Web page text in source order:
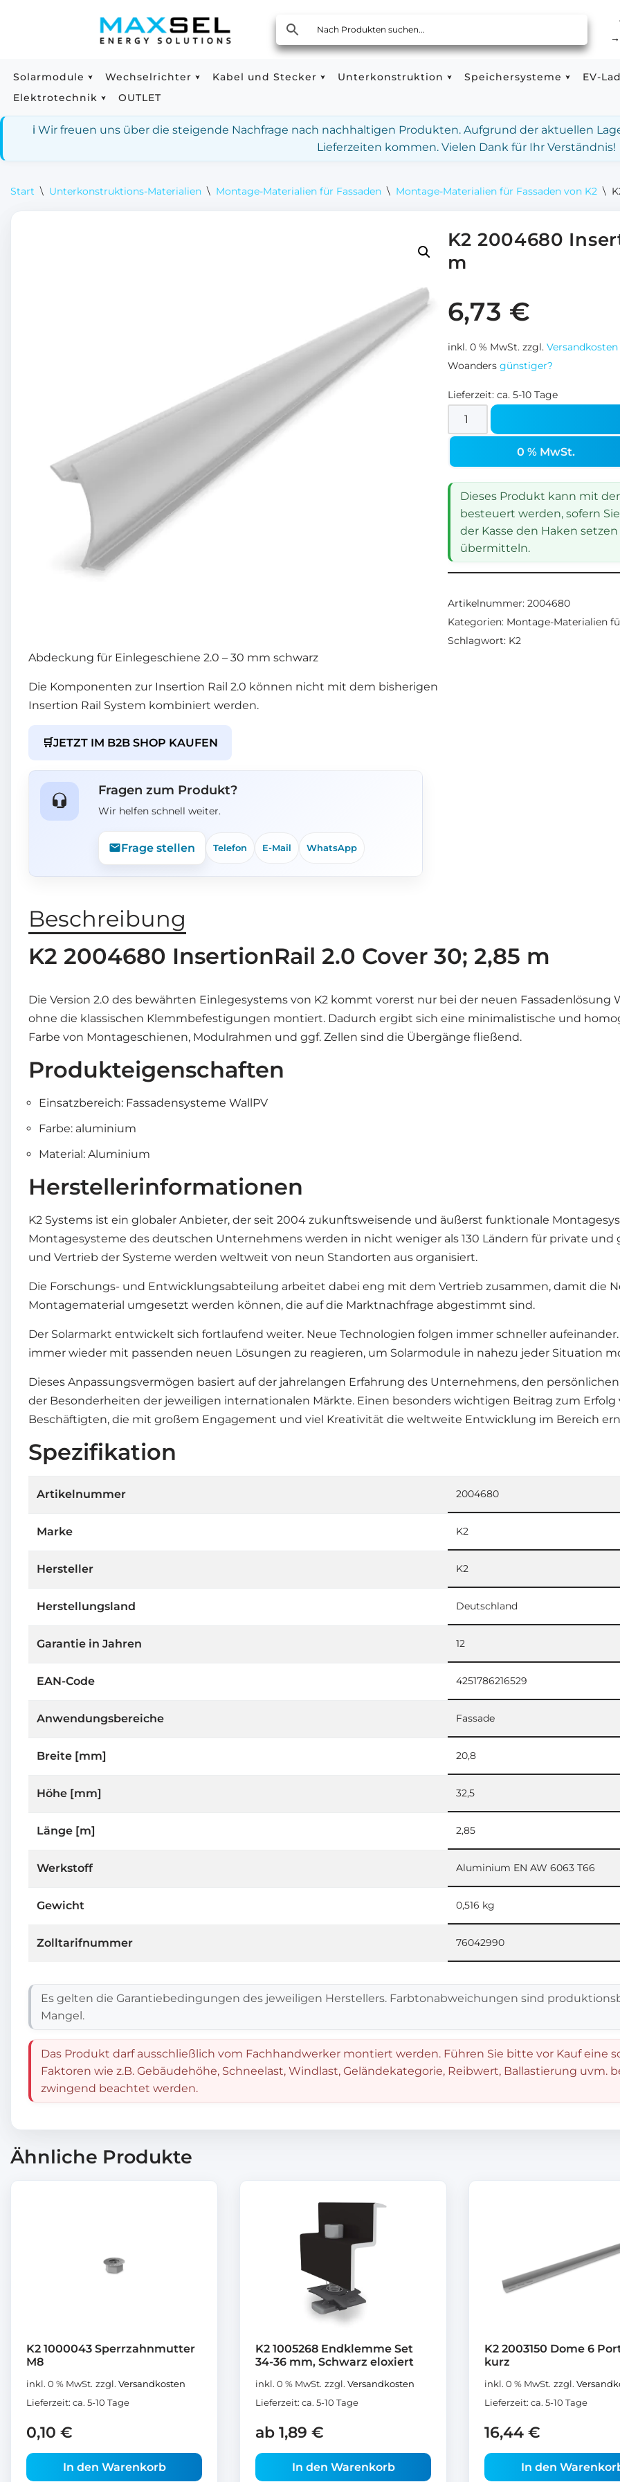
springen
→
Solarmodule Wechselrichter Kabel und Stecker Unterkonstruktion Speichersysteme EV-
Elektrotechnik
OUTLET
ℹ️ Wir freuen uns über die steigende Nachfrage nach nachhaltigen Produkten. Aufgrund der aktuellen
Lieferzeiten kommen. Vielen Dank für Ihr Verständnis!
Start \ Unterkonstruktions-Materialien \ Montage-Materialien für Fassaden \ Montage-Materialien für Fassaden von K2 \
Abdeckung für Einlegeschiene 2.0 – 30 mm schwarz
Die Komponenten zur Insertion Rail 2.0 können nicht mit dem bisherigen
Insertion Rail System kombiniert werden.
🛒JETZT IM B2B SHOP KAUFEN
Fragen zum Produkt?
Wir helfen schnell weiter.
Frage stellen Telefon E-Mail WhatsApp
K2 2004680
m
6,73 €
inkl. 0 % MwSt. zzgl. Versandkosten
Woanders günstiger?
Lieferzeit: ca. 5-10 Tage
0 % MwSt.
Dieses Produkt kann mit
besteuert werden, sofern
der Kasse den Haken
übermitteln.
Artikelnummer: 2004680
Kategorien: Montage-Materialien
Schlagwort: K2
Beschreibung
K2 2004680 InsertionRail 2.0 Cover 30; 2,85 m
Die Version 2.0 des bewährten Einlegesystems von K2 kommt vorerst nur bei der neuen Fassadenlösung
ohne die klassischen Klemmbefestigungen montiert. Dadurch ergibt sich eine minimalistische und
Farbe von Montageschienen, Modulrahmen und ggf. Zellen sind die Übergänge fließend.
Produkteigenschaften
Einsatzbereich: Fassadensysteme WallPV
Farbe: aluminium
Material: Aluminium
Herstellerinformationen
K2 Systems ist ein globaler Anbieter, der seit 2004 zukunftsweisende und äußerst funktionale
Montagesysteme des deutschen Unternehmens werden in nicht weniger als 130 Ländern für private
und Vertrieb der Systeme werden weltweit von neun Standorten aus organisiert.
Die Forschungs- und Entwicklungsabteilung arbeitet dabei eng mit dem Vertrieb zusammen, damit die
Montagematerial umgesetzt werden können, die auf die Marktnachfrage abgestimmt sind.
Der Solarmarkt entwickelt sich fortlaufend weiter. Neue Technologien folgen immer schneller
immer wieder mit passenden neuen Lösungen zu reagieren, um Solarmodule in nahezu jeder Situation
Dieses Anpassungsvermögen basiert auf der jahrelangen Erfahrung des Unternehmens, den
der Besonderheiten der jeweiligen internationalen Märkte. Einen besonders wichtigen Beitrag zum Erfolg
Beschäftigten, die mit großem Engagement und viel Kreativität die weltweite Entwicklung im Bereich
Spezifikation
Artikelnummer 2004680
Marke K2
Hersteller K2
Herstellungsland Deutschland
Garantie in Jahren 12
EAN-Code 4251786216529
Anwendungsbereiche Fassade
Breite [mm] 20,8
Höhe [mm] 32,5
Länge [m] 2,85
Werkstoff Aluminium EN AW 6063 T66
Gewicht 0,516 kg
Zolltarifnummer 76042990
Es gelten die Garantiebedingungen des jeweiligen Herstellers. Farbtonabweichungen sind
Mangel.
Das Produkt darf ausschließlich vom Fachhandwerker montiert werden. Führen Sie bitte vor Kauf eine
Faktoren wie z.B. Gebäudehöhe, Schneelast, Windlast, Geländekategorie, Reibwert, Ballastierung
zwingend beachtet werden.
Ähnliche Produkte
K2 1000043 Sperrzahnmutter
M8
inkl. 0 % MwSt. zzgl. Versandkosten
Lieferzeit: ca. 5-10 Tage
0,10 €
In den Warenkorb
K2 1005268 Endklemme Set
34-36 mm, Schwarz eloxiert
inkl. 0 % MwSt. zzgl. Versandkosten
Lieferzeit: ca. 5-10 Tage
ab 1,89 €
In den Warenkorb
K2 2003150 Dome 6
kurz
inkl. 0 % MwSt. zzgl.
Lieferzeit: ca. 5-10 Tage
16,44 €
In den